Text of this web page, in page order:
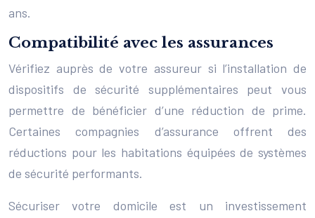
ans.
Compatibilité avec les assurances
Vérifiez auprès de votre assureur si l’installation de
dispositifs de sécurité supplémentaires peut vous
permettre de bénéficier d’une réduction de prime.
Certaines compagnies d’assurance offrent des
réductions pour les habitations équipées de systèmes
de sécurité performants.
Sécuriser votre domicile est un investissement